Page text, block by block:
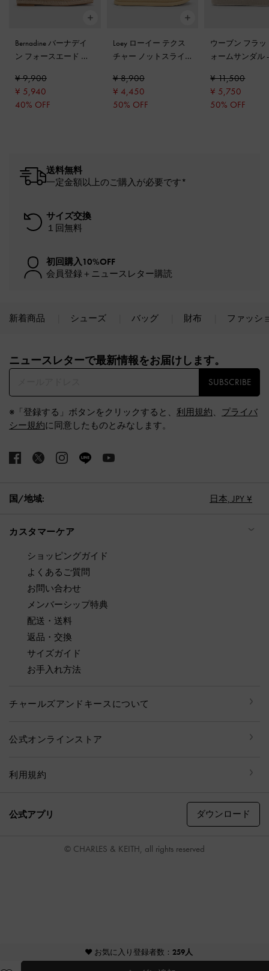
♥ お気に入り登録者数： 259人
Bernadine バーナデイ
ン フォースエード ボ
パドリーユバレエフラ
ット -サンド
¥ 9,900
¥ 5,940
40% OFF
Loey ローイー テクス
チャー ノットスライ
¥ 8,900
¥ 4,450
50% OFF
ウーブン フラッ
ォームサンダル
¥ 11,500
¥ 5,750
50% OFF
送料無料
一定金額以上のご購入が必要です*
サイズ交換
１回無料
初回購入10%OFF
会員登録＋ニュースレター購読
新着商品 シューズ バッグ 財布 ファッシ
ニュースレターで最新情報をお届けします。​
SUBSCRIBE
※「登録する」ボタンをクリックすると、 利用規約、 プライバ
シー規約に同意したものとみなします。
国/地域: 日本, JPY ¥
カスタマーケア
ショッピングガイド
よくあるご質問
お問い合わせ
メンバーシップ特典
配送・送料
返品・交換
サイズガイド
お手入れ方法
チャールズアンドキースについて
公式オンラインストア
利用規約
公式アプリ ダウンロード
© CHARLES & KEITH, all rights reserved